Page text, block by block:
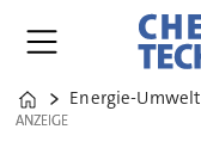
Home
Energie-Umwelt
ANZEIGE
ANZEIGE